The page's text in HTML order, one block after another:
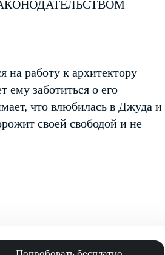
на работу к архитектору
ему заботиться о его
что влюбилась в Джуда и
своей свободой и не